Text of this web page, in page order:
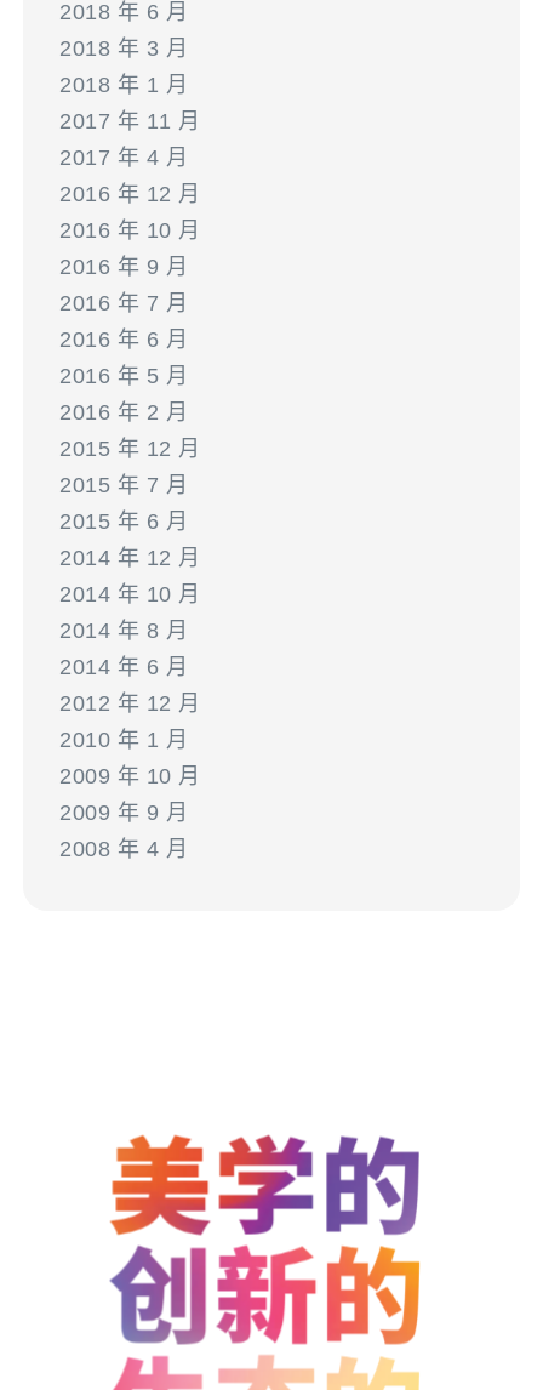
2018 年 6 月
2018 年 3 月
2018 年 1 月
2017 年 11 月
2017 年 4 月
2016 年 12 月
2016 年 10 月
2016 年 9 月
2016 年 7 月
2016 年 6 月
2016 年 5 月
2016 年 2 月
2015 年 12 月
2015 年 7 月
2015 年 6 月
2014 年 12 月
2014 年 10 月
2014 年 8 月
2014 年 6 月
2012 年 12 月
2010 年 1 月
2009 年 10 月
2009 年 9 月
2008 年 4 月